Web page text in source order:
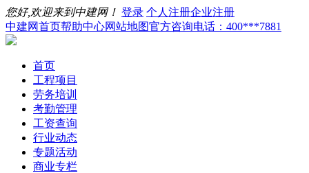
您好,欢迎来到中建网！ 登录 个人注册企业注册
中建网首页帮助中心网站地图官方咨询电话：400***7881
首页
工程项目
劳务培训
考勤管理
工资查询
行业动态
专题活动
商业专栏